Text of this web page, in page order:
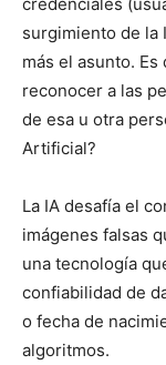
surgimiento de la
más el asunto.
reconocer a las
de esa u otra
Artificial?
La IA desafía el
imágenes falsas
una tecnología
confiabilidad de
o fecha de
algoritmos.